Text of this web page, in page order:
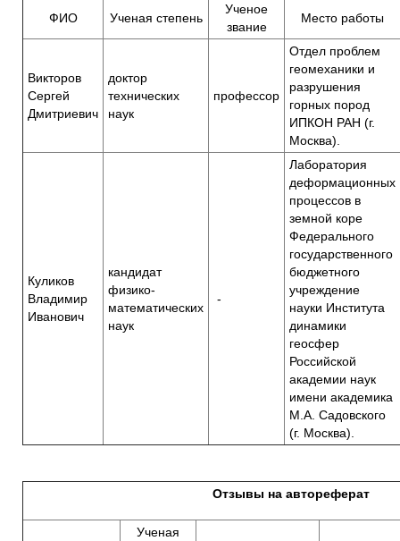
ФИО Ученая степень
Ученое
звание
Место работы
Викторов
Сергей
Дмитриевич
доктор
технических
наук
профессор
Отдел проблем
геомеханики и
разрушения
горных пород
ИПКОН РАН (г.
Москва).
Куликов
Владимир
Иванович
кандидат
физико-
математических
наук
-
Лаборатория
деформационных
процессов в
земной коре
Федерального
государственного
бюджетного
учреждение
науки Института
динамики
геосфер
Российской
академии наук
имени академика
М.А. Садовского
(г. Москва).
Отзывы на автореферат
Ученая